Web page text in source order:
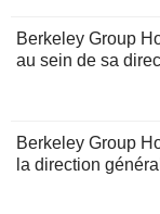
Berkeley Group
au sein de sa
Berkeley Group
la direction